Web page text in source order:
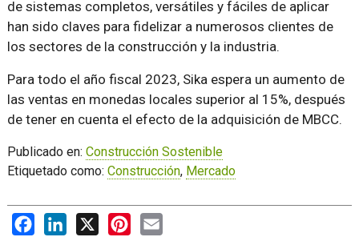
de sistemas completos, versátiles y fáciles de aplicar
han sido claves para fidelizar a numerosos clientes de
los sectores de la construcción y la industria.
Para todo el año fiscal 2023, Sika espera un aumento de
las ventas en monedas locales superior al 15%, después
de tener en cuenta el efecto de la adquisición de MBCC.
Publicado en: Construcción Sostenible
Etiquetado como: Construcción, Mercado
FacebookLinkedIn
X PinterestEmail